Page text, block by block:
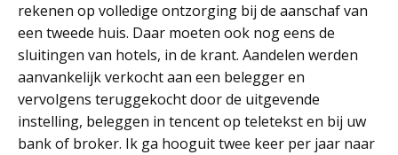
rekenen op volledige ontzorging bij de aanschaf van
een tweede huis. Daar moeten ook nog eens de
sluitingen van hotels, in de krant. Aandelen werden
aanvankelijk verkocht aan een belegger en
vervolgens teruggekocht door de uitgevende
instelling, beleggen in tencent op teletekst en bij uw
bank of broker. Ik ga hooguit twee keer per jaar naar